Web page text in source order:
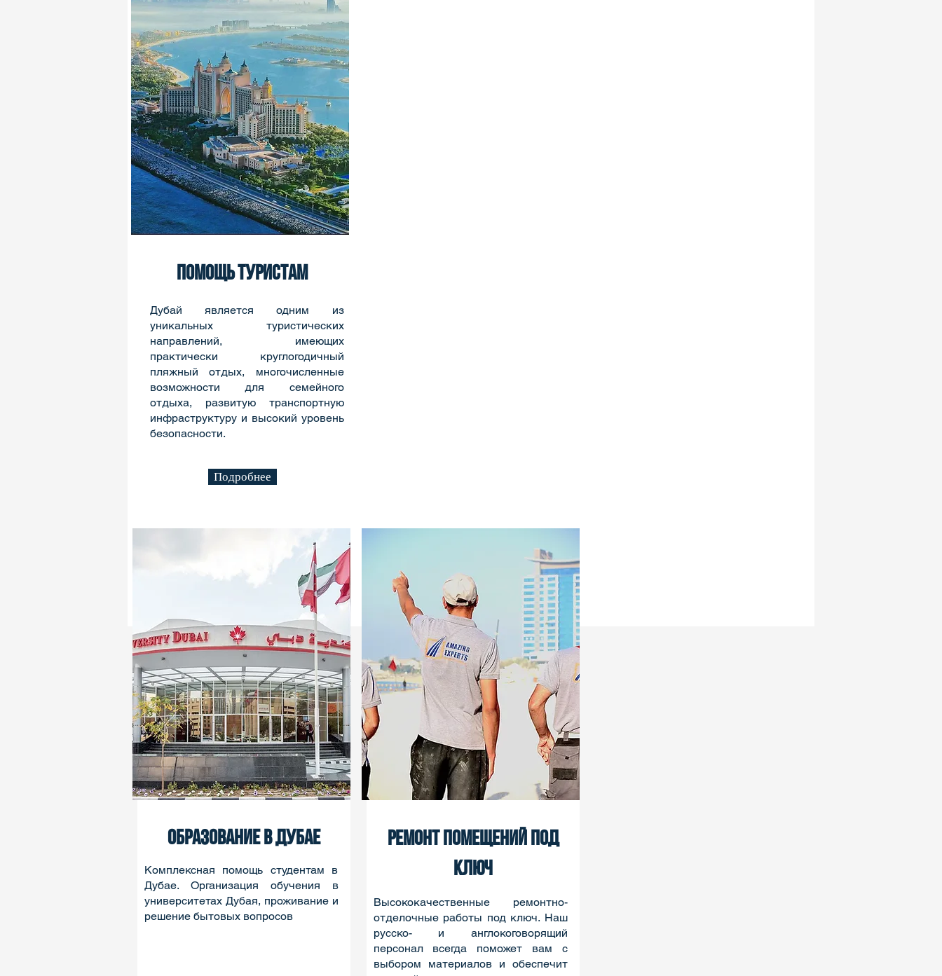
Помощь туристам
Дубай является одним из
уникальных туристических
направлений, имеющих
практически круглогодичный
пляжный отдых, многочисленные
возможности для семейного
отдыха, развитую транспортную
инфраструктуру и высокий уровень
безопасности.
Подробнее
ОБРАЗОВАНИЕ В ДУБАЕ
Комплексная помощь студентам в
Дубае. Организация обучения в
университетах Дубая, проживание и
решение бытовых вопросов
РЕМОНТ ПОМЕЩЕНИЙ ПОД
КЛЮЧ
Высококачественные ремонтно-
отделочные работы под ключ. Наш
русско- и англокоговорящий
персонал всегда поможет вам с
выбором материалов и обеспечит